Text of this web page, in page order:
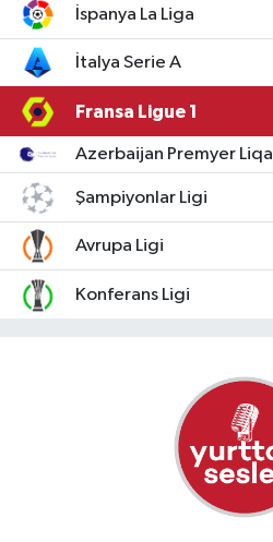
İspanya La Liga
İtalya Serie A
Fransa Ligue 1
Azerbaijan Premyer Liqa
Şampiyonlar Ligi
Avrupa Ligi
Konferans Ligi